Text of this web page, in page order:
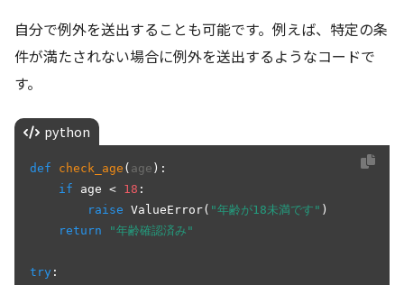
自分で例外を送出することも可能です。例えば、特定の条
件が満たされない場合に例外を送出するようなコードで
す。
python
def check_age ( age ):
if age < 18 :
raise ValueError( "年齢が18未満です" )
return
"年齢確認済み"
try :